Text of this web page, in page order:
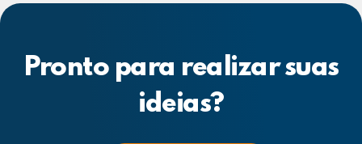
Pronto para realizar suas
ideias?